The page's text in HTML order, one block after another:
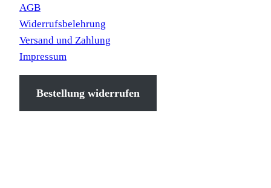
AGB
Widerrufsbelehrung
Versand und Zahlung
Impressum
Bestellung widerrufen